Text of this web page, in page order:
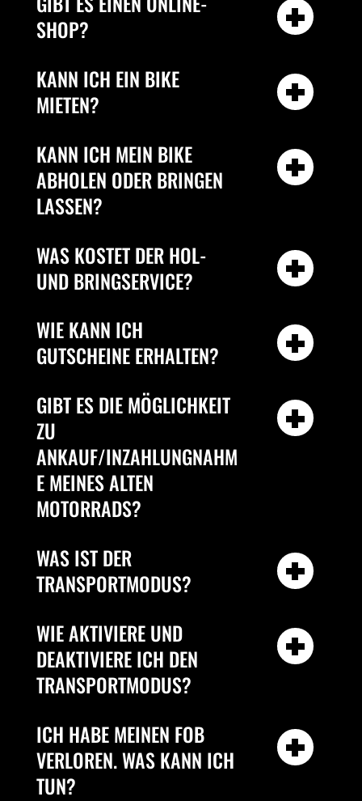
SHOP?
KANN ICH EIN BIKE
MIETEN?
KANN ICH MEIN BIKE
ABHOLEN ODER BRINGEN
LASSEN?
WAS KOSTET DER HOL-
UND BRINGSERVICE?
WIE KANN ICH
GUTSCHEINE ERHALTEN?
GIBT ES DIE MÖGLICHKEIT
ZU
ANKAUF/INZAHLUNGNAHM
E MEINES ALTEN
MOTORRADS?
WAS IST DER
TRANSPORTMODUS?
WIE AKTIVIERE UND
DEAKTIVIERE ICH DEN
TRANSPORTMODUS?
ICH HABE MEINEN FOB
VERLOREN. WAS KANN ICH
TUN?